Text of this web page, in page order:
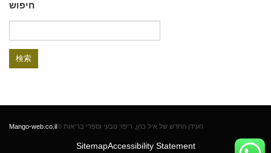
חיפוש
索:
© העידן החדש של איל כהן, ריפוי טבעי וספרי בריאות Mango-web.co.il
SitemapAccessibility Statement